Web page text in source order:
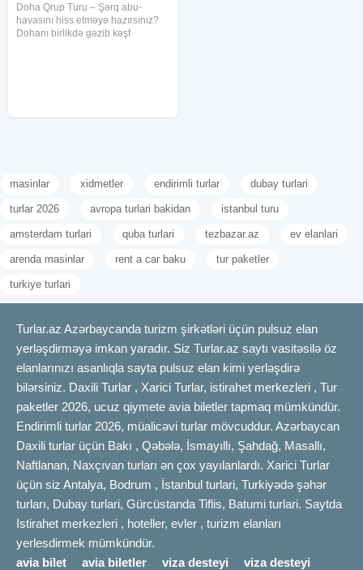
Doha Qrup Turu – Şərq abu-
havasını hiss etməyə hazırsınız?
Dohanı birlikdə gəzib kəşf
masinlar xidmetler endirimli turlar dubay turlari
turlar 2026 avropa turlari bakidan istanbul turu
amsterdam turlari quba turlari tezbazar.az ev elanlari
arenda masinlar rent a car baku tur paketler
turkiye turlari
Turlar.az Azərbaycanda turizm şirkətləri üçün pulsuz elan
yerləşdirməyə imkan yaradır. Siz Turlar.az saytı vasitəsilə öz
elanlarınızı asanlıqla sayta pulsuz elan kimi yerləşdirə
bilərsiniz. Daxili Turlar , Xarici Turlar, istirahet merkezleri , Tur
paketler 2026, ucuz qiymete avia biletler tapmaq mümkündür.
Endirimli turlar 2026, müalicəvi turlar mövcuddur. Azərbaycan
Daxili turlar üçün Bakı , Qəbələ, İsmayıllı, Şahdağ, Masallı,
Naftlanan, Naxçıvan turları ən çox yayılanlardı. Xarici Turlar
üçün siz Antalya, Bodrum , İstanbul turlari, Turkiyədə şəhər
turları, Dubay turlari, Gürcüstanda Tiflis, Batumi turlari. Saytda
Istirahet merkezleri , hoteller, evler , turizm elanları
yerlesdirmek mümkündür.
avia bilet
avia biletler viza desteyi viza desteyi